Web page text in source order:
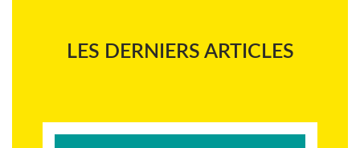
LES DERNIERS ARTICLES